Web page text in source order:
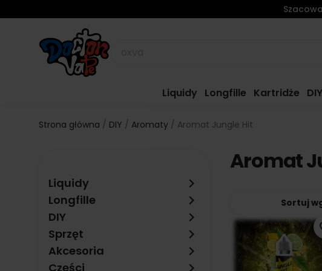
Liquidy Longfille Kartridże DIY
Strona główna DIY Aromaty Aromat Jungle Hit
Liquidy keyboard_arrow_right
Longfille keyboard_arrow_right
DIY keyboard_arrow_right
Sprzęt keyboard_arrow_right
Akcesoria keyboard_arrow_right
Części
Aromat
Sortuj